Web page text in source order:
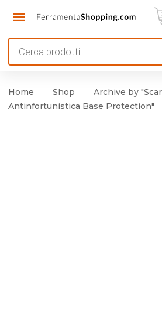
search
Home Shop
Archive by
Antinfortunistica Base Protection"